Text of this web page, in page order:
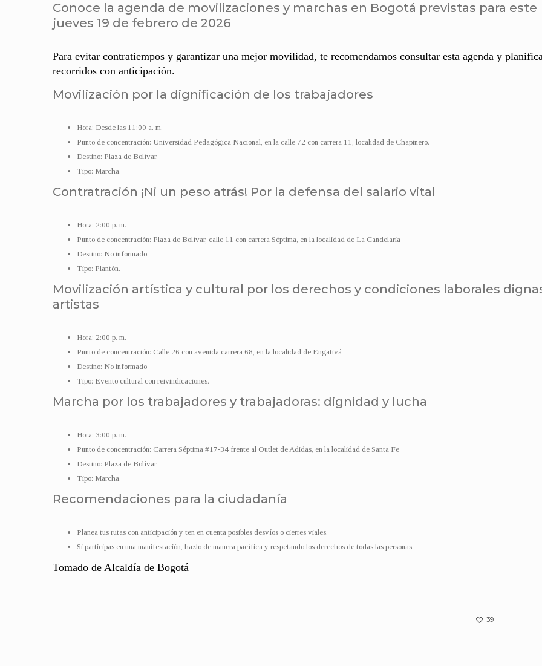
Conoce la agenda de movilizaciones y marchas en Bogotá previstas para este
jueves 19 de febrero de 2026
Para evitar contratiempos y garantizar una mejor movilidad, te recomendamos consultar esta agenda y
recorridos con anticipación.
Movilización por la dignificación de los trabajadores
Hora: Desde las 11:00 a. m.
Punto de concentración: Universidad Pedagógica Nacional, en la calle 72 con carrera 11, localidad de Chapinero.
Destino: Plaza de Bolívar.
Tipo: Marcha.
Contratración ¡Ni un peso atrás! Por la defensa del salario vital
Hora: 2:00 p. m.
Punto de concentración: Plaza de Bolívar, calle 11 con carrera Séptima, en la localidad de La Candelaria
Destino: No informado.
Tipo: Plantón.
Movilización artística y cultural por los derechos y condiciones laborales
artistas
Hora: 2:00 p. m.
Punto de concentración: Calle 26 con avenida carrera 68, en la localidad de Engativá
Destino: No informado
Tipo: Evento cultural con reivindicaciones.
Marcha por los trabajadores y trabajadoras: dignidad y lucha
Hora: 3:00 p. m.
Punto de concentración: Carrera Séptima #17-34 frente al Outlet de Adidas, en la localidad de Santa Fe
Destino: Plaza de Bolívar
Tipo: Marcha.
Recomendaciones para la ciudadanía
Planea tus rutas con anticipación y ten en cuenta posibles desvíos o cierres viales.
Si participas en una manifestación, hazlo de manera pacífica y respetando los derechos de todas las personas.
Tomado de Alcaldía de Bogotá
39